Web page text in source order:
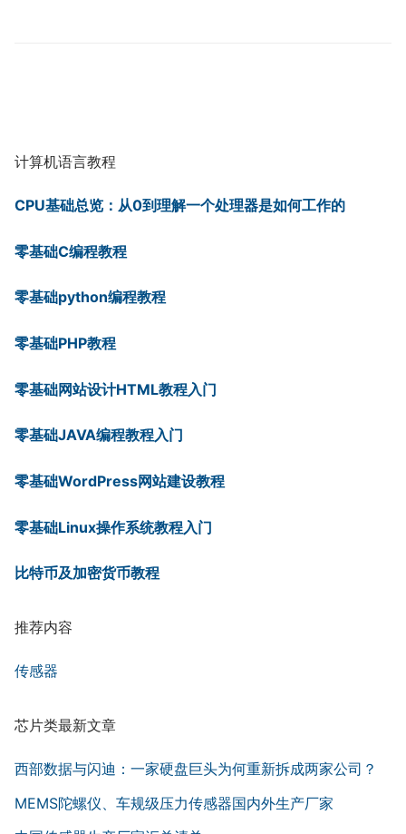
计算机语言教程
CPU基础总览：从0到理解一个处理器是如何工作的
零基础C编程教程
零基础python编程教程
零基础PHP教程
零基础网站设计HTML教程入门
零基础JAVA编程教程入门
零基础WordPress网站建设教程
零基础Linux操作系统教程入门
比特币及加密货币教程
推荐内容
传感器
芯片类最新文章
西部数据与闪迪：一家硬盘巨头为何重新拆成两家公司？
MEMS陀螺仪、车规级压力传感器国内外生产厂家